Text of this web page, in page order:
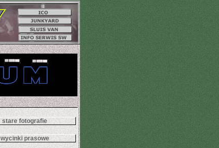
stare fotografie
wycinki prasowe